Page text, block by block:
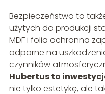
Bezpieczeństwo to
użytych do produkcji
MDF i folia ochronna
odporne na
czynników
Hubertus to
nie tylko estetykę, ale